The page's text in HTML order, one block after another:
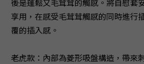
享用， 在感受毛茸茸觸感的同時進行
覆的插入感。
老虎款：內部為菱形吸盤構造，帶來